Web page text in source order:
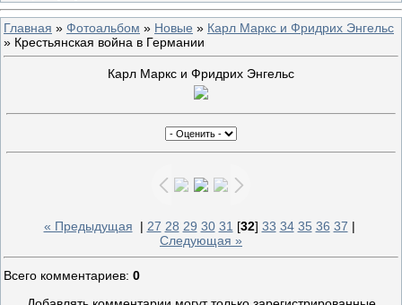
Главная » Фотоальбом » Новые » Карл Маркс и Фридрих Энгельс
» Крестьянская война в Германии
Карл Маркс и Фридрих Энгельс
« Предыдущая | 27 28 29 30 31 [32] 33 34 35 36 37 |
Следующая »
Всего комментариев: 0